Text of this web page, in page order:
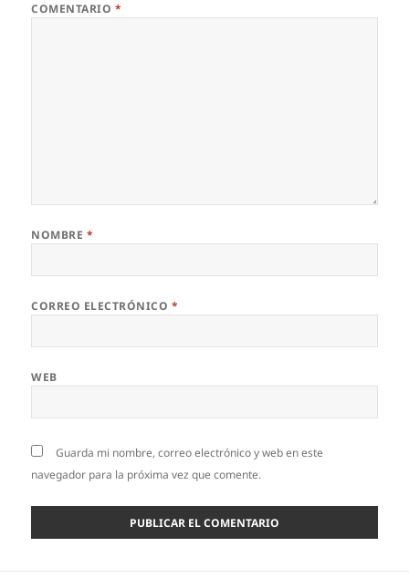
COMENTARIO *
NOMBRE *
CORREO ELECTRÓNICO *
WEB
Guarda mi nombre, correo electrónico y web en este
navegador para la próxima vez que comente.